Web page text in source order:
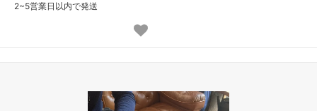
2~5営業日以内で発送